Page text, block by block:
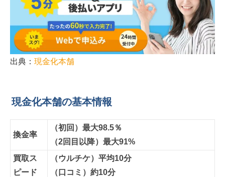
出典： 現金化本舗
現金化本舗の基本情報
換金率
（初回）最大98.5％
（2回目以降）最大91%
買取ス
ピード
（ウルチケ）平均10分
（口コミ）約10分